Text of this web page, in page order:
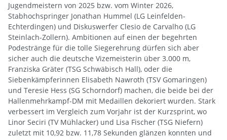
Jugendmeistern von 2025 bzw. vom Winter 2026,
Stabhochspringer Jonathan Hummel (LG Leinfelden-
Echterdingen) und Diskuswerfer Clesio de Carvalho (LG
Steinlach-Zollern). Ambitionen auf einen der begehrten
Podestränge für die tolle Siegerehrung dürfen sich aber
sicher auch die deutsche Vizemeisterin über 3.000 m,
Franziska Gräter (TSG Schwäbisch Hall), oder die
Siebenkämpferinnen Elisabeth Nawroth (TSV Gomaringen)
und Teresie Hess (SG Schorndorf) machen, die beide bei der
Hallenmehrkampf-DM mit Medaillen dekoriert wurden. Stark
verbessert im Vergleich zum Vorjahr ist der Kurzsprint, wo
Linor Seciri (TV Mühlacker) und Lisa Fischer (TSG Niefern)
zuletzt mit 10,92 bzw. 11,78 Sekunden glänzen konnten und